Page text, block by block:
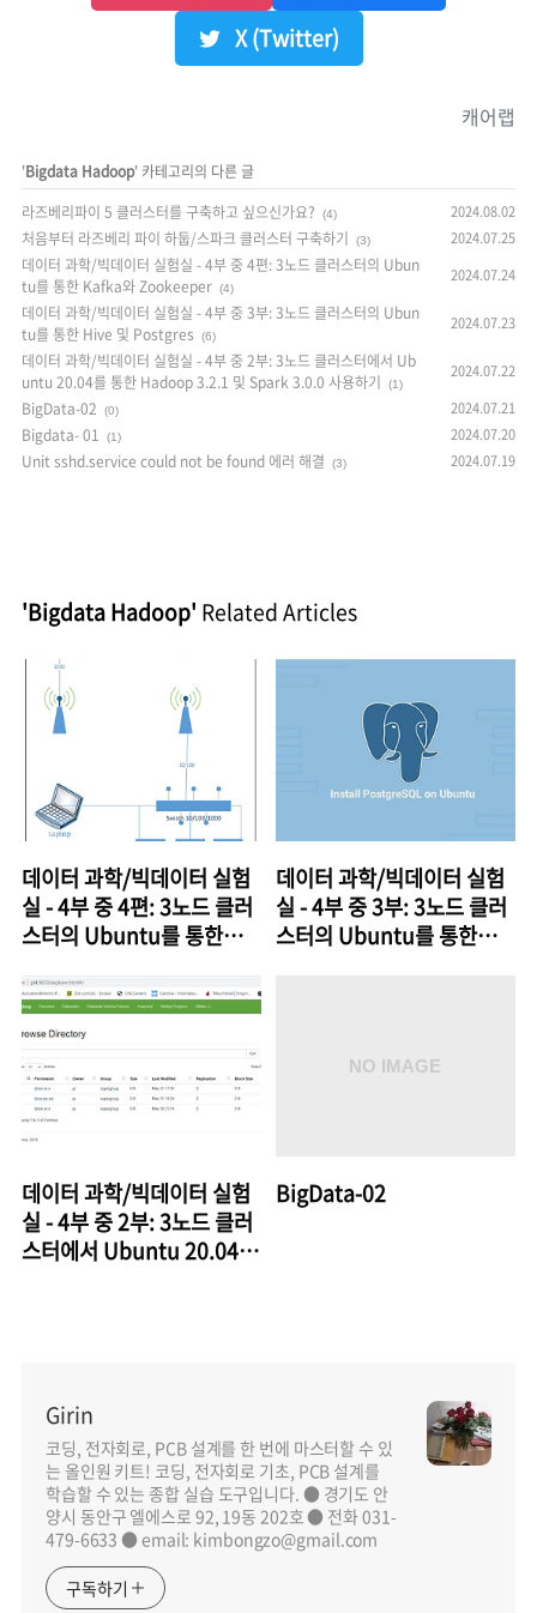
X (Twitter)
캐어랩
'Bigdata Hadoop' 카테고리의 다른 글
라즈베리파이 5 클러스터를 구축하고 싶으신가요?
(4) 2024.08.02
처음부터 라즈베리 파이 하둡/스파크 클러스터 구축하기 (3) 2024.07.25
데이터 과학/빅데이터 실험실 - 4부 중 4편: 3노드 클러스터의 Ubun
tu를 통한 Kafka와 Zookeeper (4)
2024.07.24
데이터 과학/빅데이터 실험실 - 4부 중 3부: 3노드 클러스터의 Ubun
tu를 통한 Hive 및 Postgres
(6)
2024.07.23
데이터 과학/빅데이터 실험실 - 4부 중 2부: 3노드 클러스터에서 Ub
untu 20.04를 통한 Hadoop 3.2.1 및 Spark 3.0.0 사용하기
(1)
2024.07.22
BigData-02 (0) 2024.07.21
Bigdata- 01 (1) 2024.07.20
Unit sshd.service could not be found 에러 해결 (3) 2024.07.19
'Bigdata Hadoop' Related Articles
데이터 과학/빅데이터 실험
실 - 4부 중 4편: 3노드 클러
스터의 Ubuntu를 통한
데이터 과학/빅데이터 실험
실 - 4부 중 3부: 3노드 클러
스터의 Ubuntu를 통한
데이터 과학/빅데이터 실험
실 - 4부 중 2부: 3노드 클러
스터에서 Ubuntu 20.04를
BigData-02
Girin
코딩, 전자회로, PCB 설계를 한 번에 마스터할 수 있
는 올인원 키트! 코딩, 전자회로 기초, PCB 설계를
학습할 수 있는 종합 실습 도구입니다. ● 경기도 안
양시 동안구 엘에스로 92, 19동 202호 ● 전화 031-
479-6633 ● email: kimbongzo@gmail.com
구독하기